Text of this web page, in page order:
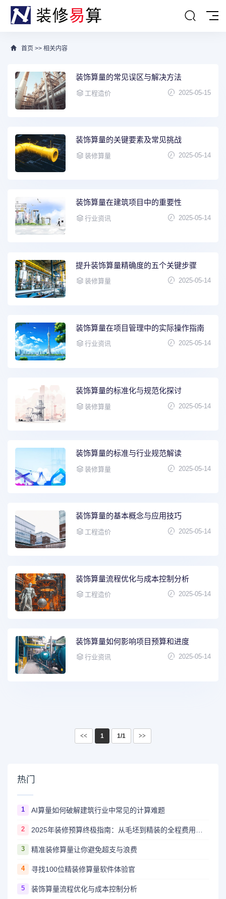
首页 >> 相关内容
装饰算量的常见误区与解决方法
工程造价 2025-05-15
装饰算量的关键要素及常见挑战
装修算量 2025-05-14
装饰算量在建筑项目中的重要性
行业资讯 2025-05-14
提升装饰算量精确度的五个关键步骤
装修算量 2025-05-14
装饰算量在项目管理中的实际操作指南
行业资讯 2025-05-14
装饰算量的标准化与规范化探讨
装修算量 2025-05-14
装饰算量的标准与行业规范解读
装修算量 2025-05-14
装饰算量的基本概念与应用技巧
工程造价 2025-05-14
装饰算量流程优化与成本控制分析
工程造价 2025-05-14
装饰算量如何影响项目预算和进度
行业资讯 2025-05-14
<< 1 1/1 >>
热门
1 AI算量如何破解建筑行业中常见的计算难题
2
3 精准装修算量让你避免超支与浪费
4 寻找100位精装修算量软件体验官
5 装饰算量流程优化与成本控制分析